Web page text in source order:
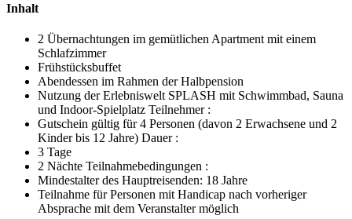
Inhalt
2 Übernachtungen im gemütlichen Apartment mit einem
Schlafzimmer
Frühstücksbuffet
Abendessen im Rahmen der Halbpension
Nutzung der Erlebniswelt SPLASH mit Schwimmbad, Sauna
und Indoor-Spielplatz Teilnehmer :
Gutschein gültig für 4 Personen (davon 2 Erwachsene und 2
Kinder bis 12 Jahre) Dauer :
3 Tage
2 Nächte Teilnahmebedingungen :
Mindestalter des Hauptreisenden: 18 Jahre
Teilnahme für Personen mit Handicap nach vorheriger
Absprache mit dem Veranstalter möglich